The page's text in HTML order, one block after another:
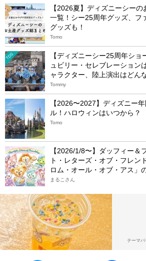
【2026夏】ディズニーシー
一覧！シー25周年グッズ、フ
グッズも！
Tomo
TDS
【ディズニーシー25周年シ
ュビリー・セレブレーション
ャラクター、陸上演出はどん
Tommy
【2026〜2027】ディズニー
ル！ハロウィンはいつから？
Tomo
【2026/1/8〜】ダッフィー＆
ト・レターズ・オブ・フレン
ロム・オール・オブ・アス」
まるこさん
テーマパ